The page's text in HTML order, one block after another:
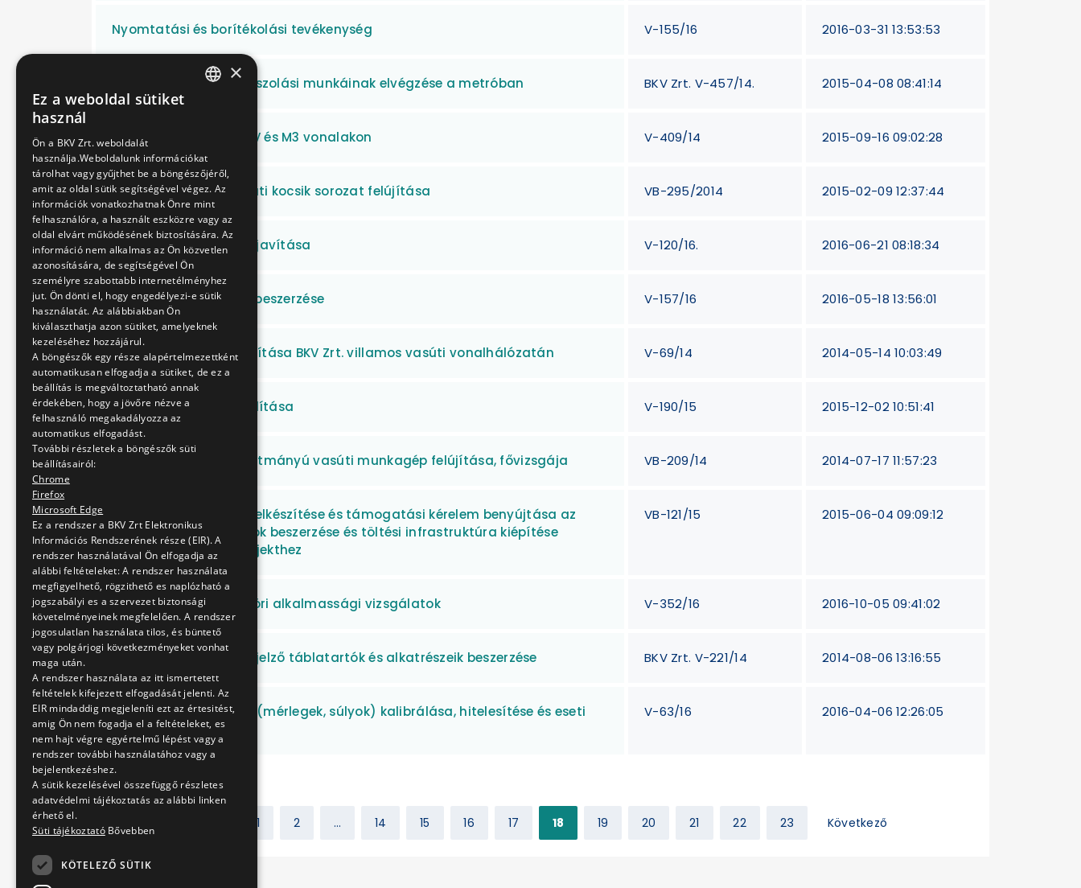
Nyomtatási és borítékolási tevékenység V-155/16 2016-03-31 13:53:53
Odalfal kőfelületek csiszolási munkáinak elvégzése a metróban BKV Zrt. V-457/14. 2015-04-08 08:41:14
Olajmentesítés a MFAV és M3 vonalakon V-409/14 2015-09-16 09:02:28
Önürítő, adagoló vasúti kocsik sorozat felújítása VB-295/2014 2015-02-09 12:37:44
Oszlopajtók pótlása - javítása V-120/16. 2016-06-21 08:18:34
Pályaépítési kisgépek beszerzése V-157/16 2016-05-18 13:56:01
Pályatartozékok takarítása BKV Zrt. villamos vasúti vonalhálózatán V-69/14 2014-05-14 10:03:49
Pénz- és értékcikk szállítása V-190/15 2015-12-02 10:51:41
Plasser & Theurer gyártmányú vasúti munkagép felújítása, fővizsgája VB-209/14 2014-07-17 11:57:23
Projektdokumentáció elkészítése és támogatási kérelem benyújtása az
„Elektromos midibuszok beszerzése és töltési infrastruktúra kiépítése
Budapesten” című projekthez
VB-121/15 2015-06-04 09:09:12
Pszichológiai munkaköri alkalmassági vizsgálatok V-352/16 2016-10-05 09:41:02
Ragasztott viszonylatjelző táblatartók és alkatrészeik beszerzése BKV Zrt. V-221/14 2014-08-06 13:16:55
Raktári mérőeszközök (mérlegek, súlyok) kalibrálása, hitelesítése és eseti
javítása
V-63/16 2016-04-06 12:26:05
1 2 ... 14 15 16 17 18 19 20 21 22 23 Következő
×
Ez a weboldal sütiket
használ
Ön a BKV Zrt. weboldalát
használja.Weboldalunk információkat
tárolhat vagy gyűjthet be a böngészőjéről,
amit az oldal sütik segítségével végez. Az
információk vonatkozhatnak Önre mint
felhasználóra, a használt eszközre vagy az
oldal elvárt működésének biztosítására. Az
információ nem alkalmas az Ön közvetlen
azonosítására, de segítségével Ön
személyre szabottabb internetélményhez
jut. Ön dönti el, hogy engedélyezi-e sütik
használatát. Az alábbiakban Ön
kiválaszthatja azon sütiket, amelyeknek
kezeléséhez hozzájárul.
A böngészők egy része alapértelmezettként
automatikusan elfogadja a sütiket, de ez a
beállítás is megváltoztatható annak
érdekében, hogy a jövőre nézve a
felhasználó megakadályozza az
automatikus elfogadást.
További részletek a böngészők süti
beállításairól:
Chrome
Firefox
Microsoft Edge
Ez a rendszer a BKV Zrt Elektronikus
Információs Rendszerének része (EIR). A
rendszer használatával Ön elfogadja az
alábbi feltételeket: A rendszer használata
megfigyelhető, rögzithető es naplózható a
jogszabályi es a szervezet biztonsági
követelményeinek megfelelően. A rendszer
jogosulatlan használata tilos, és büntető
vagy polgárjogi következményeket vonhat
maga után.
A rendszer használata az itt ismertetett
feltételek kifejezett elfogadását jelenti. Az
EIR mindaddig megjeleníti ezt az értesitést,
amig Ön nem fogadja el a feltételeket, es
nem hajt végre egyértelmű lépést vagy a
rendszer további használatához vagy a
bejelentkezéshez.
A sütik kezelésével összefüggő részletes
adatvédelmi tájékoztatás az alábbi linken
érhető el.
Süti tájékoztató Bővebben
KÖTELEZŐ SÜTIK